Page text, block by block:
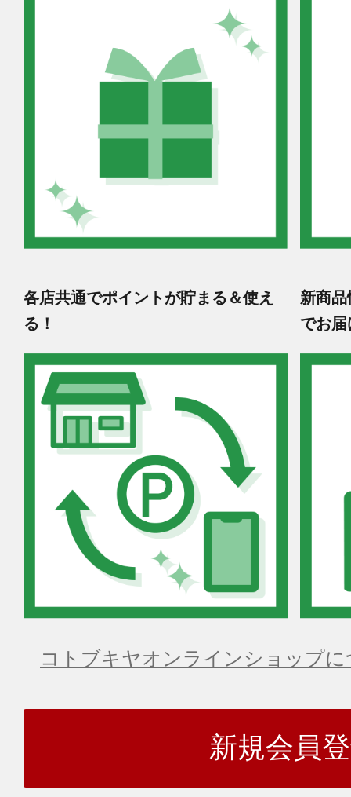
各店共通でポイントが貯まる＆使え
る！
新商
でお届
コトブキヤオンラインショップ